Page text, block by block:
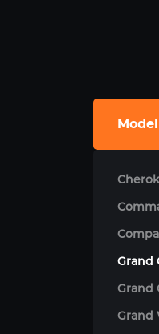
Model
Grand
Grand
Grand